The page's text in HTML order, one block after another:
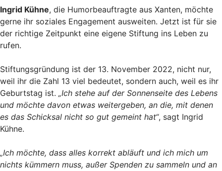
Ingrid Kühne, die Humorbeauftragte aus Xanten, möchte
gerne ihr soziales Engagement ausweiten. Jetzt ist für sie
der richtige Zeitpunkt eine eigene Stiftung ins Leben zu
rufen.
Stiftungsgründung ist der 13. November 2022, nicht nur,
weil ihr die Zahl 13 viel bedeutet, sondern auch, weil es ihr
Geburtstag ist. „Ich stehe auf der Sonnenseite des Lebens
und möchte davon etwas weitergeben, an die, mit denen
es das Schicksal nicht so gut gemeint hat“, sagt Ingrid
Kühne.
„Ich möchte, dass alles korrekt abläuft und ich mich um
nichts kümmern muss, außer Spenden zu sammeln und an